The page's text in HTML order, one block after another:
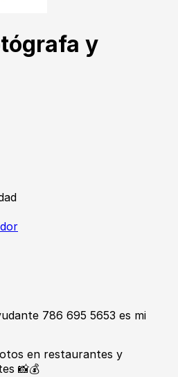
y
786 695 5653 es mi
en restaurantes y
📸💰